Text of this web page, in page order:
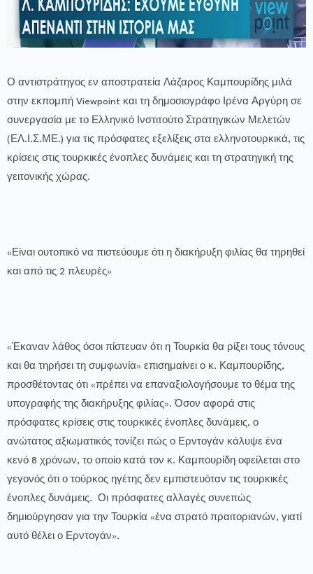
Ο αντιστράτηγος εν αποστρατεία Λάζαρος Καμπουρίδης μιλά
στην εκπομπή Viewpoint και τη δημοσιογράφο Ιρένα Αργύρη σε
συνεργασία με το Ελληνικό Ινστιτούτο Στρατηγικών Μελετών
(ΕΛ.Ι.Σ.ΜΕ.) για τις πρόσφατες εξελίξεις στα ελληνοτουρκικά, τις
κρίσεις στις τουρκικές ένοπλες δυνάμεις και τη στρατηγική της
γειτονικής χώρας.
«Είναι ουτοπικό να πιστεύουμε ότι η διακήρυξη φιλίας θα τηρηθεί
και από τις 2 πλευρές»
«Έκαναν λάθος όσοι πίστευαν ότι η Τουρκία θα ρίξει τους τόνους
και θα τηρήσει τη συμφωνία» επισημαίνει ο κ. Καμπουρίδης,
προσθέτοντας ότι «πρέπει να επαναξιολογήσουμε το θέμα της
υπογραφής της διακήρυξης φιλίας». Όσον αφορά στις
πρόσφατες κρίσεις στις τουρκικές ένοπλες δυνάμεις, ο
ανώτατος αξιωματικός τονίζει πώς ο Ερντογάν κάλυψε ένα
κενό 8 χρόνων, το οποίο κατά τον κ. Καμπουρίδη οφείλεται στο
γεγονός ότι ο τούρκος ηγέτης δεν εμπιστευόταν τις τουρκικές
ένοπλες δυνάμεις. Οι πρόσφατες αλλαγές συνεπώς
δημιούργησαν για την Τουρκία «ένα στρατό πραιτοριανών, γιατί
αυτό θέλει ο Ερντογάν».